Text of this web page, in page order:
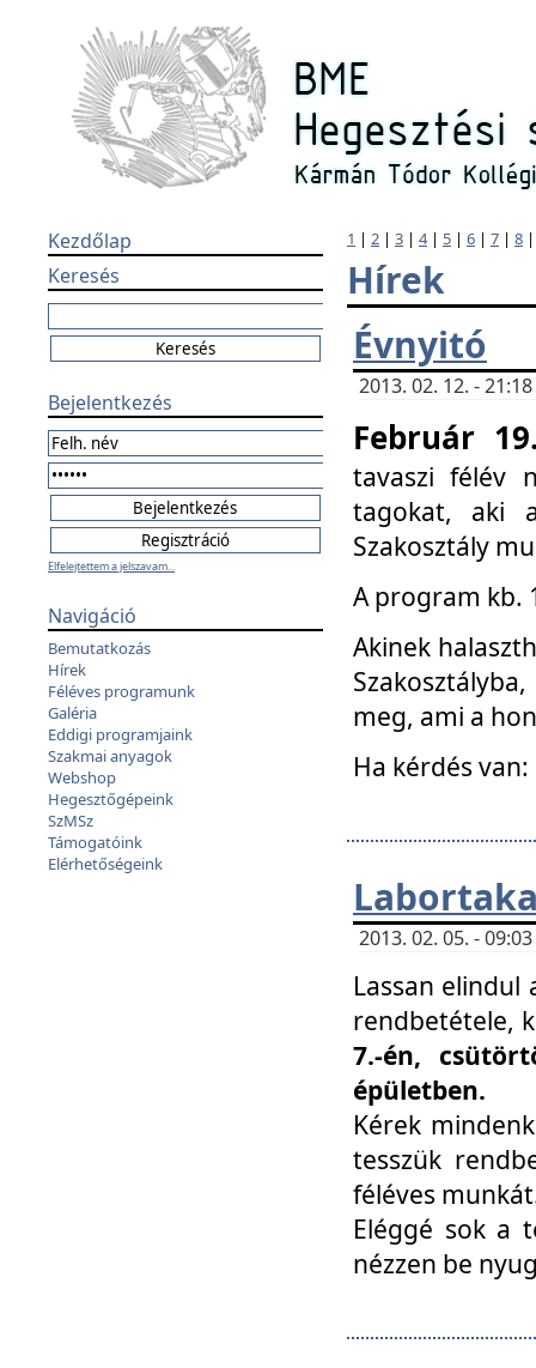
Kezdőlap
Keresés
Bejelentkezés
Elfelejtettem a jelszavam...
Navigáció
Bemutatkozás
Hírek
Féléves programunk
Galéria
Eddigi programjaink
Szakmai anyagok
Webshop
Hegesztőgépeink
SzMSz
Támogatóink
Elérhetőségeink
1 | 2 | 3 | 4| 5 | 6 | 7 | 8
Hírek
Évnyitó
2013. 02. 12. -
Február
tavaszi félév
tagokat, aki
Szakosztály
A program kb.
Akinek
meg, ami a
Ha kérdés
2013. 02. 05. -
Lassan elindul
rendbetétele,
7.-én,
épületben.
Kérek
tesszük
féléves
Eléggé sok a
nézzen be